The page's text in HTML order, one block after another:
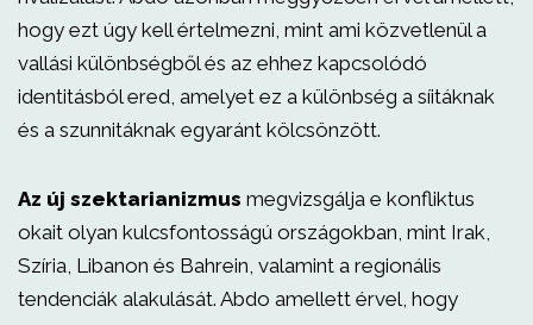
hogy ezt úgy kell értelmezni, mint ami közvetlenül a
vallási különbségből és az ehhez kapcsolódó
identitásból ered, amelyet ez a különbség a síitáknak
és a szunnitáknak egyaránt kölcsönzött.
Az új szektarianizmus megvizsgálja e konfliktus
okait olyan kulcsfontosságú országokban, mint Irak,
Szíria, Libanon és Bahrein, valamint a regionális
tendenciák alakulását. Abdo amellett érvel, hogy